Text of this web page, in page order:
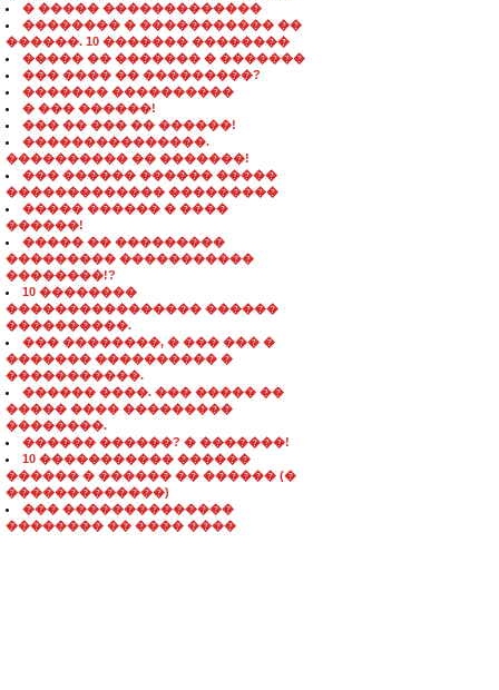
� ����� �������������
�������� � ����������� ��
������. 10 ������� ��������
����� �� ������� � �������
��� ���� �� ���������?
������� ����������
� ��� ������!
��� �� ��� �� ������!
���������������.
���������� �� �������!
��� ������ ������ �����
������������� ���������
����� ������ � ����
������!
����� �� ���������
��������� �����������
��������!?
10 ��������
���������������� ������
����������.
��� ��������, � ��� ��� �
������� ���������� �
�����������.
������ ����. ��� ����� ��
����� ���� ���������
��������.
������ ������? � �������!
10 ����������� ������
������ � ������ �� ������ (�
�������������)
��� ��������������
�������� �� ���� ����